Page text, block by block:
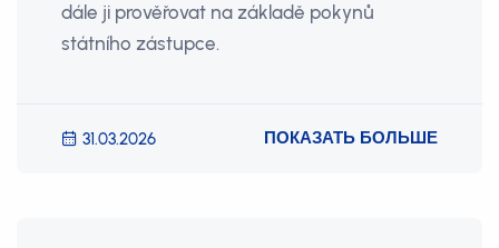
dále ji prověřovat na základě pokynů
státního zástupce.
31.03.2026 ПОКАЗАТЬ БОЛЬШЕ